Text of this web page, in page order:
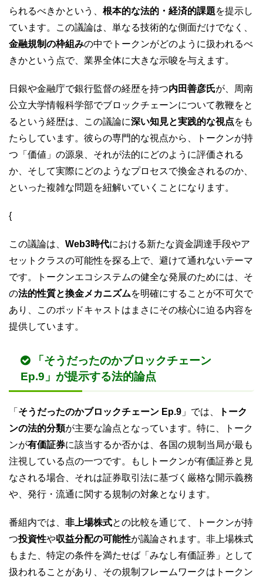
られるべきかという、 根本的な法的・経済的課題を提示し
ています。この議論は、単なる技術的な側面だけでなく、
金融規制の枠組みの中でトークンがどのように扱われるべ
きかという点で、業界全体に大きな示唆を与えます。
日銀や金融庁で銀行監督の経歴を持つ内田善彦氏が、周南
公立大学情報科学部でブロックチェーンについて教鞭をと
るという経歴は、この議論に深い知見と実践的な視点をも
たらしています。彼らの専門的な視点から、トークンが持
つ「価値」の源泉、それが法的にどのように評価される
か、そして実際にどのようなプロセスで換金されるのか、
といった複雑な問題を紐解いていくことになります。
{
この議論は、 Web3時代における新たな資金調達手段やア
セットクラスの可能性を探る上で、避けて通れないテーマ
です。トークンエコシステムの健全な発展のためには、そ
の法的性質と換金メカニズムを明確にすることが不可欠で
あり、このポッドキャストはまさにその核心に迫る内容を
提供しています。
「そうだったのかブロックチェーン
Ep.9」が提示する法的論点
「 そうだったのかブロックチェーン Ep.9 」では、
トーク
ンの法的分類が主要な論点となっています。特に、トーク
ンが有価証券に該当するか否かは、各国の規制当局が最も
注視している点の一つです。もしトークンが有価証券と見
なされる場合、それは証券取引法に基づく厳格な開示義務
や、発行・流通に関する規制の対象となります。
番組内では、 非上場株式との比較を通じて、トークンが持
つ投資性や収益分配の可能性が議論されます。非上場株式
もまた、特定の条件を満たせば「みなし有価証券」として
扱われることがあり、その規制フレームワークはトークン